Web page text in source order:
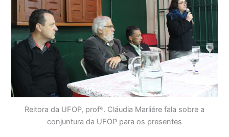
Reitora da UFOP, profª. Cláudia Marliére fala sobre a
conjuntura da UFOP para os presentes